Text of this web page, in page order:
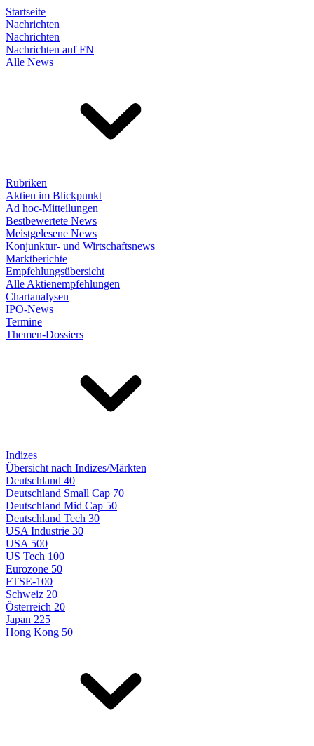
Startseite
Nachrichten
Nachrichten
Nachrichten auf FN
Alle News
Rubriken
Aktien im Blickpunkt
Ad hoc-Mitteilungen
Bestbewertete News
Meistgelesene News
Konjunktur- und Wirtschaftsnews
Marktberichte
Empfehlungsübersicht
Alle Aktienempfehlungen
Chartanalysen
IPO-News
Termine
Themen-Dossiers
Indizes
Übersicht nach Indizes/Märkten
Deutschland 40
Deutschland Small Cap 70
Deutschland Mid Cap 50
Deutschland Tech 30
USA Industrie 30
USA 500
US Tech 100
Eurozone 50
FTSE-100
Schweiz 20
Österreich 20
Japan 225
Hong Kong 50